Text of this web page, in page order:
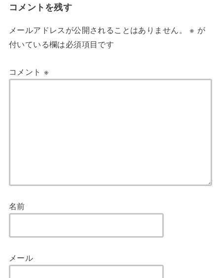
コメントを残す
メールアドレスが公開されることはありません。 ※ が
付いている欄は必須項目です
コメント ※
名前
メール